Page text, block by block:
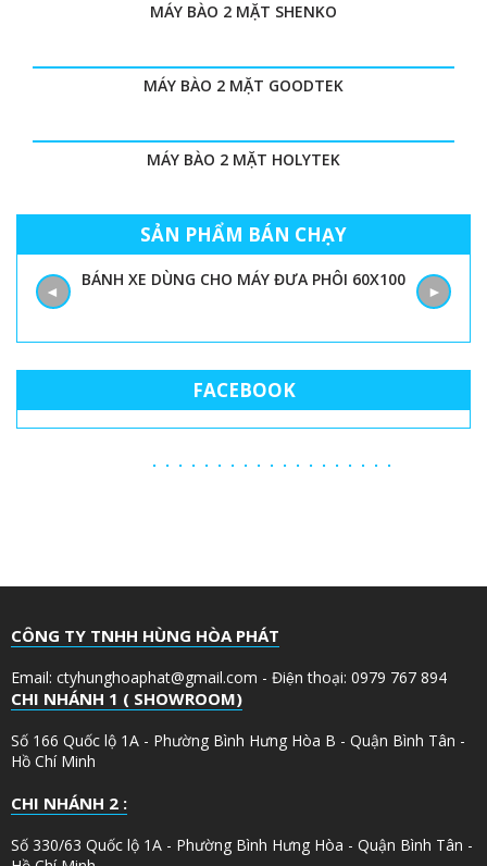
MÁY BÀO 2 MẶT SHENKO
MÁY BÀO 2 MẶT GOODTEK
MÁY BÀO 2 MẶT HOLYTEK
SẢN PHẨM BÁN CHẠY
BÁNH XE DÙNG CHO MÁY ĐƯA PHÔI 60X100
◄ ►
FACEBOOK
CÔNG TY TNHH HÙNG HÒA PHÁT
Email: ctyhunghoaphat@gmail.com - Điện thoại: 0979 767 894
CHI NHÁNH 1 ( SHOWROOM)
Số 166 Quốc lộ 1A - Phường Bình Hưng Hòa B - Quận Bình Tân -
Hồ Chí Minh
CHI NHÁNH 2 :
Số 330/63 Quốc lộ 1A - Phường Bình Hưng Hòa - Quận Bình Tân -